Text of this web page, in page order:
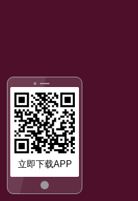
立即下载APP